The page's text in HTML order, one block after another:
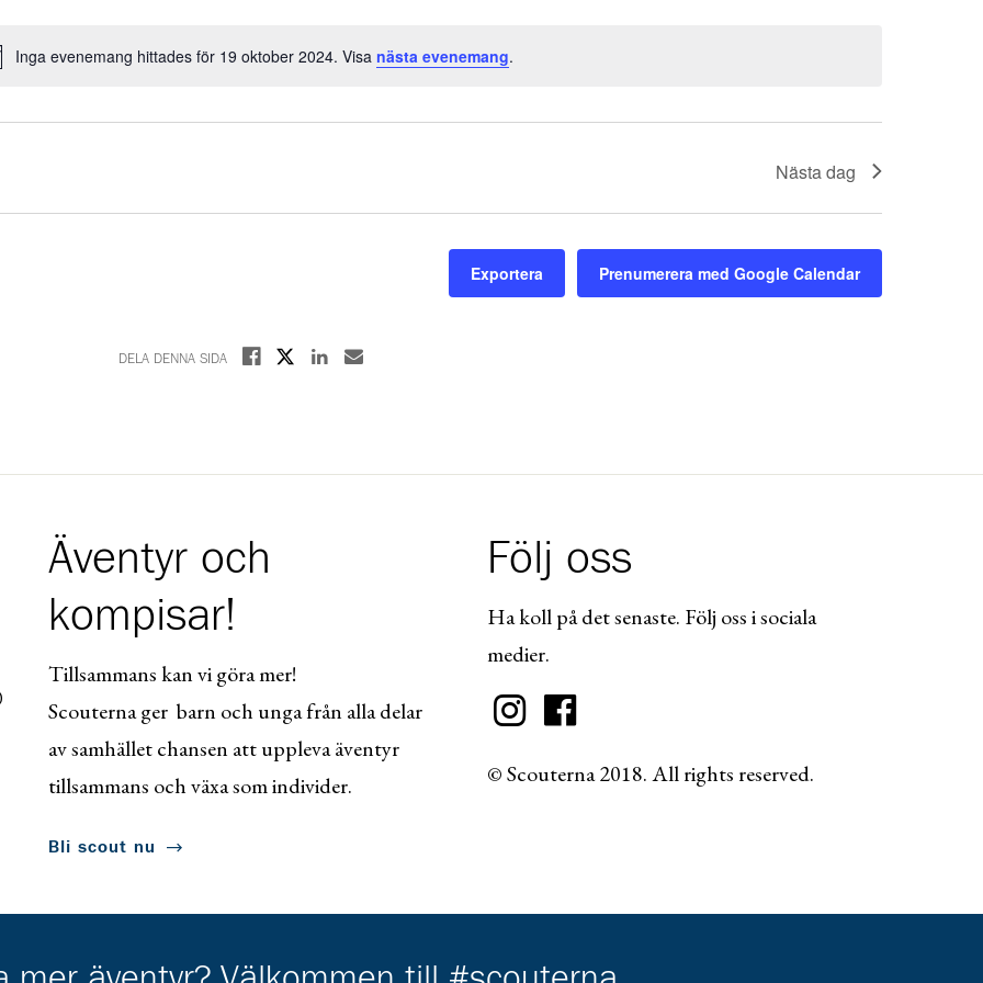
Notice
Inga evenemang hittades för 19 oktober 2024. Visa nästa evenemang.
Nästa dag
Exportera Prenumerera med Google Calendar
DELA DENNA SIDA Dela på Facebook
Dela på XDela på Linkedin
Dela med E-post
Äventyr och
kompisar!
Tillsammans kan vi göra mer!
Scouterna ger barn och unga från alla delar
av samhället chansen att uppleva äventyr
tillsammans och växa som individer.
Bli scout nu
Följ oss
Ha koll på det senaste. Följ oss i sociala
medier.
© Scouterna 2018. All rights reserved.